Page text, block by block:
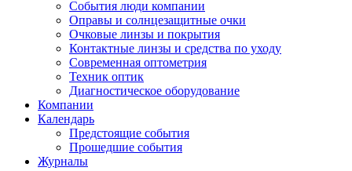
События люди компании
Оправы и солнцезащитные очки
Очковые линзы и покрытия
Контактные линзы и средства по уходу
Современная оптометрия
Техник оптик
Диагностическое оборудование
Компании
Календарь
Предстоящие события
Прошедшие события
Журналы